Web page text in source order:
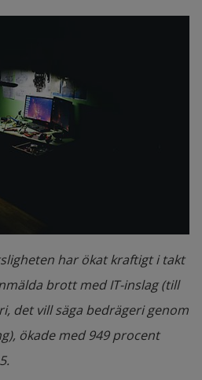
har ökat kraftigt i takt
brott med IT-inslag (till
det vill säga bedrägeri genom
ökade med 949 procent